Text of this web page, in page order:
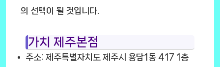
의 선택이 될 것입니다.
가치 제주본점
주소: 제주특별자치도 제주시 용담1동 417 1층